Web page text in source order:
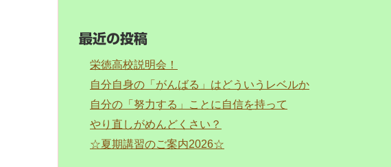
最近の投稿
栄徳高校説明会！
自分自身の「がんばる」はどういうレベルか
自分の「努力する」ことに自信を持って
やり直しがめんどくさい？
☆夏期講習のご案内2026☆